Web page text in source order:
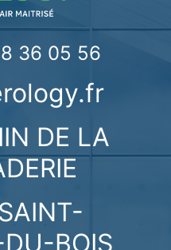
36 05 56
DE LA
BOIS